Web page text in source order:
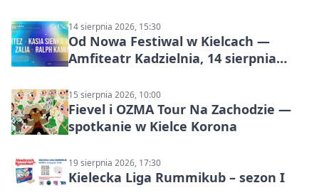
14 sierpnia 2026, 15:30
Od Nowa Festiwal w Kielcach —
Amfiteatr Kadzielnia, 14 sierpnia
15 sierpnia 2026, 10:00
Fievel i OZMA Tour Na Zachodzie —
spotkanie w Kielce Korona
19 sierpnia 2026, 17:30
Kielecka Liga Rummikub – sezon I